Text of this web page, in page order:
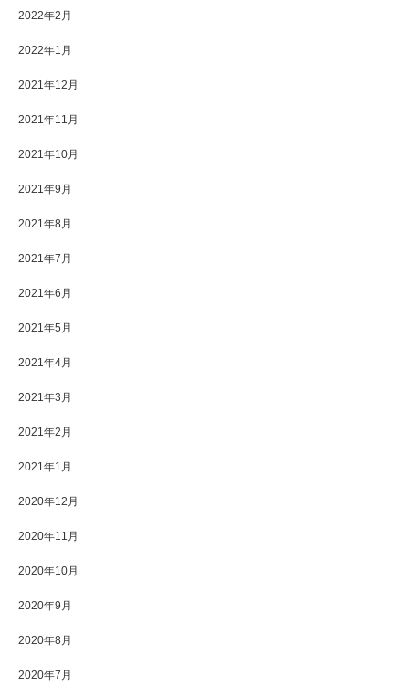
2022年2月
2022年1月
2021年12月
2021年11月
2021年10月
2021年9月
2021年8月
2021年7月
2021年6月
2021年5月
2021年4月
2021年3月
2021年2月
2021年1月
2020年12月
2020年11月
2020年10月
2020年9月
2020年8月
2020年7月